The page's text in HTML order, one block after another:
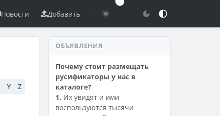
Новости Добавить
Y
Z
ОБЪЯВЛЕНИЯ
Почему стоит размещать
русификаторы у нас в
каталоге?
1. Их увидят и ими
воспользуются тысячи